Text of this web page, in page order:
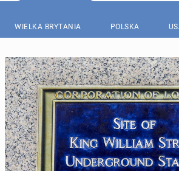
WIELKA BRYTANIA POLSKA